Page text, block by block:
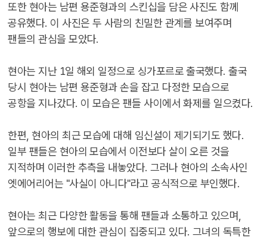
또한 현아는 남편 용준형과의 스킨십을 담은 사진도 함께
공유했다. 이 사진은 두 사람의 친밀한 관계를 보여주며
팬들의 관심을 모았다.
현아는 지난 1일 해외 일정으로 싱가포르로 출국했다. 출국
당시 현아는 남편 용준형과 손을 잡고 다정한 모습으로
공항을 지나갔다. 이 모습은 팬들 사이에서 화제를 일으켰다.
한편, 현아의 최근 모습에 대해 임신설이 제기되기도 했다.
일부 팬들은 현아의 모습에서 이전보다 살이 오른 것을
지적하며 이러한 추측을 내놓았다. 그러나 현아의 소속사인
엣에어리어는 "사실이 아니다"라고 공식적으로 부인했다.
현아는 최근 다양한 활동을 통해 팬들과 소통하고 있으며,
앞으로의 행보에 대한 관심이 집중되고 있다. 그녀의 독특한